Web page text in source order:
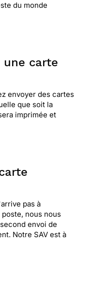
du monde
carte
envoyer des cartes
que soit la
imprimée et
pas à
nous nous
envoi de
Notre SAV est à